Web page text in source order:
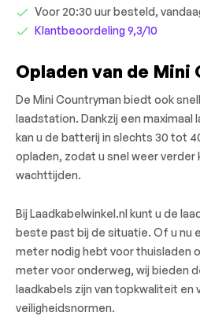
Voor 20:30 uur besteld,
Klantbeoordeling 9,3/10
Opladen van de Mini
De Mini Countryman biedt ook
laadstation. Dankzij een maximaal
kan u de batterij in slechts 30 tot
opladen, zodat u snel weer verder
wachttijden.
Bij Laadkabelwinkel.nl kunt u de
beste past bij de situatie. Of u nu
meter nodig hebt voor thuisladen
meter voor onderweg, wij bieden
laadkabels zijn van topkwaliteit en
veiligheidsnormen.